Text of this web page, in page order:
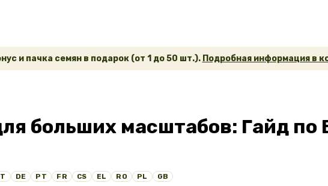
и пачка семян в подарок (от 1 до 50 шт.). Подробная информация в
больших масштабов: Гайд по
DE PT FR CS EL RO PL GB